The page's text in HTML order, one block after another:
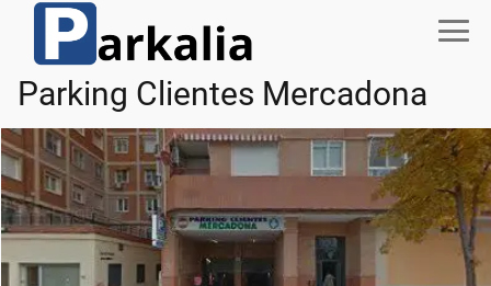
Parking Clientes Mercadona